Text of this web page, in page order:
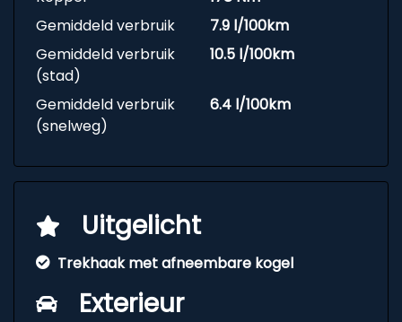
Gemiddeld verbruik
7.9 l/100km
Gemiddeld verbruik
(stad)
10.5 l/100km
Gemiddeld verbruik
(snelweg)
6.4 l/100km
Uitgelicht
Trekhaak met afneembare kogel
Exterieur